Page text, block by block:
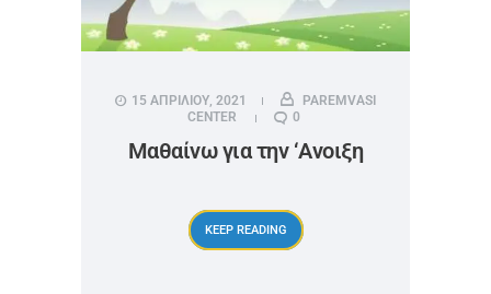
ΕΠΙΚΟΙΝΩΝΙΑ
15 ΑΠΡΙΛΙΟΥ, 2021
PAREMVASI
CENTER
0
Μαθαίνω για την ‘Ανοιξη
KEEP READING